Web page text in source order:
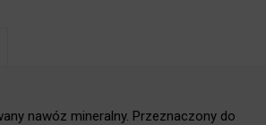
nawóz mineralny. Przeznaczony do